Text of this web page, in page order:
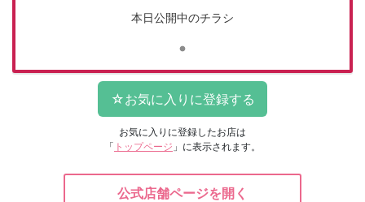
本日公開中のチラシ
お気に入りに登録したお店は
「 トップページ 」に表示されます。
公式店舗ページを開く